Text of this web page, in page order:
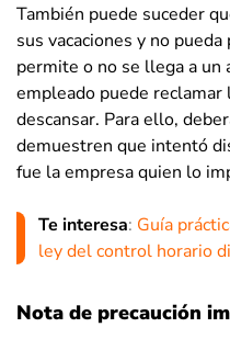
También puede suceder
sus vacaciones y no
permite o no se llega a un
empleado puede
descansar. Para ello,
demuestren que intentó
fue la empresa quien lo
Te interesa: Guía
ley del control horario
Nota de precaución